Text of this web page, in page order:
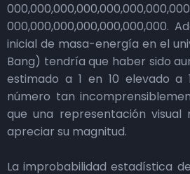
000,000,000,000,000,000,000.
inicial de masa-energía en el
Bang) tendría que haber sido
estimado a 1 en 10 elevado a
número tan
que una representación
apreciar su magnitud.
La improbabilidad estadística